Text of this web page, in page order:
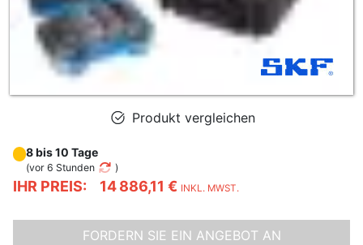
Produkt vergleichen
IHR PREIS: 14 886,11 € INKL. MWST.
8 bis 10 Tage
(vor 6 Stunden )
FORDERN SIE EIN ANGEBOT AN